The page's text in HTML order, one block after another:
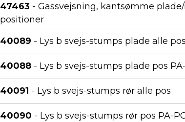
47463 - Gassvejsning, kantsømme
positioner
40089 - Lys b svejs-stumps plade alle pos
40088 - Lys b svejs-stumps plade pos
40091 - Lys b svejs-stumps rør alle pos
40090 - Lys b svejs-stumps rør pos PA-